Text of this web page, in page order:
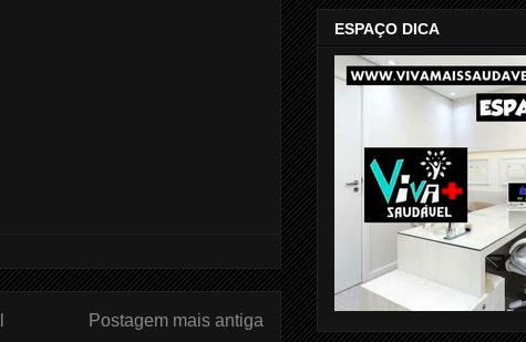
Postagem mais antiga
ESPAÇO DICA